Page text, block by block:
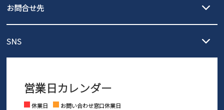
3,980円（税込）以上お買い上げで送料無料
ご利用ください。
ご利用ください。
の片道無料サービスを実施中！
ントとしても安心してご利用いただけるよう、サイズ交換の受付期
さい。
お問合せ先
営業時間：11時～17時
※土日祝はお問い合わせ窓口休業日となります。
SNS
Facebook Instagram
営業日カレンダー
休業日
お問い合わせ窓口休業日